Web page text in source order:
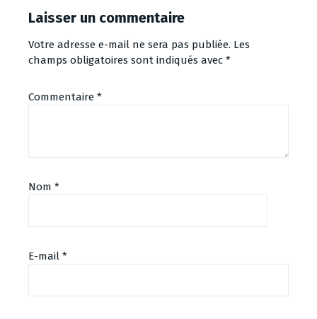
Laisser un commentaire
Votre adresse e-mail ne sera pas publiée. Les
champs obligatoires sont indiqués avec *
Commentaire *
Nom *
E-mail *